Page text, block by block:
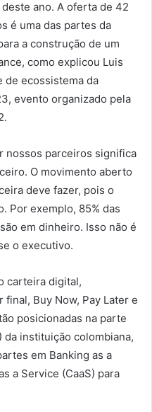
ano. A oferta de 42
é uma das partes da
a construção de um
como explicou Luis
de ecossistema da
evento organizado pela
nossos parceiros significa
O movimento aberto
deve fazer, pois o
Por exemplo, 85% das
em dinheiro. Isso não é
o executivo.
carteira digital,
Buy Now, Pay Later e
posicionadas na parte
da instituição colombiana,
em Banking as a
a Service (CaaS) para